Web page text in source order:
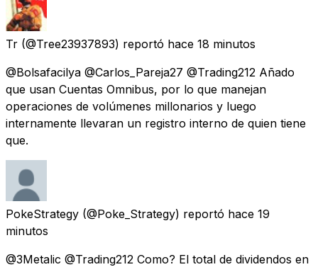
Tr (@Tree23937893) reportó hace 18 minutos
@Bolsafacilya @Carlos_Pareja27 @Trading212 Añado
que usan Cuentas Omnibus, por lo que manejan
operaciones de volúmenes millonarios y luego
internamente llevaran un registro interno de quien tiene
que.
PokeStrategy (@Poke_Strategy) reportó hace 19
minutos
@3Metalic @Trading212 Como? El total de dividendos en